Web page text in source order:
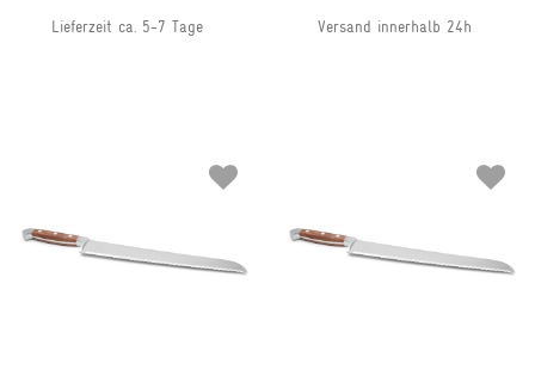
Lieferzeit ca. 5-7 Tage Versand innerhalb 24h